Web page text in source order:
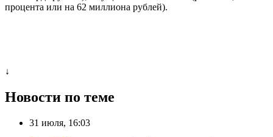
процента или на 62 миллиона рублей).
↓
Новости по теме
31 июля, 16:03